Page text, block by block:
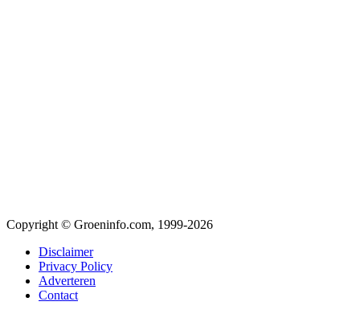
Copyright © Groeninfo.com, 1999-2026
Disclaimer
Privacy Policy
Adverteren
Contact